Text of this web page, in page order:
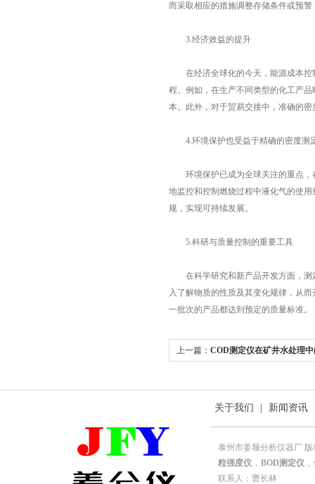
而采取相应的措施调整存储条件或预
3.经济效益的提升
在经济全球化的今天，能源成本控
程。例如，在生产不同类型的化工产
本。此外，对于贸易交接中，准确的
4.环境保护也受益于精确的密度测
环境保护已成为全球关注的重点，
地监控和控制燃烧过程中液化气的使
规，实现可持续发展。
5.科研与质量控制的重要工具
在科学研究和新产品开发方面，测
入了解物质的性质及其变化规律，从
一批次的产品都达到预定的质量标准。
上一篇： COD测定仪在矿井水处理
关于我们 新闻资讯
泰州市姜堰分析仪器厂
粒强度仪 , BOD测定仪 ,
联系人：曹长林